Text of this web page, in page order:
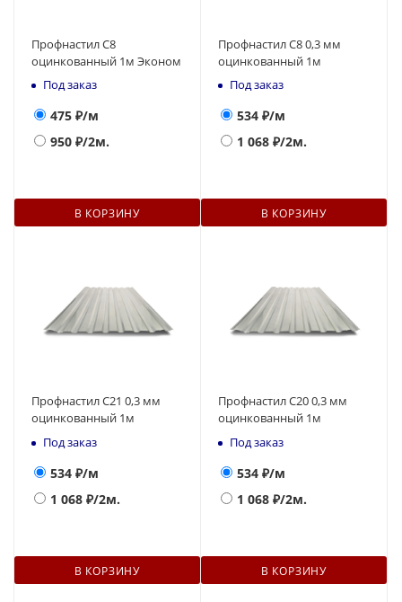
Профнастил С8
оцинкованный 1м Эконом
Под заказ
475 ₽/м
950 ₽/2м.
В КОРЗИНУ
Профнастил С8 0,3 мм
оцинкованный 1м
Под заказ
534 ₽/м
1 068 ₽/2м.
В КОРЗИНУ
Профнастил С21 0,3 мм
оцинкованный 1м
Под заказ
534 ₽/м
1 068 ₽/2м.
В КОРЗИНУ
Профнастил С20 0,3 мм
оцинкованный 1м
Под заказ
534 ₽/м
1 068 ₽/2м.
В КОРЗИНУ